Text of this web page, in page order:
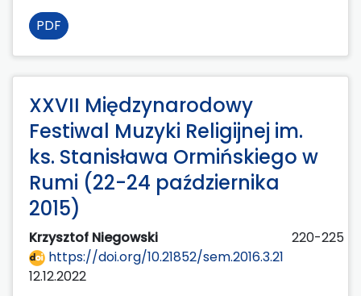
PDF
XXVII Międzynarodowy
Festiwal Muzyki Religijnej im.
ks. Stanisława Ormińskiego w
Rumi (22-24 października
2015)
Krzysztof Niegowski
220-225
https://doi.org/10.21852/sem.2016.3.21
12.12.2022